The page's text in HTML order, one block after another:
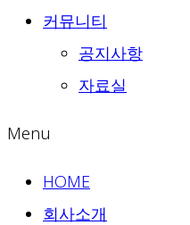
커뮤니티
공지사항
자료실
Menu
HOME
회사소개